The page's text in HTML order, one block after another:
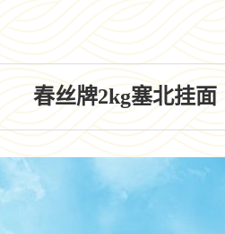
春丝牌2kg塞北挂面